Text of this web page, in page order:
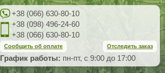
+38 (066) 630-80-10
+38 (098) 496-24-60
+38 (066) 630-80-10
Сообщить об оплате Отследить заказ
График работы: пн-пт, с 9:00 до 17:00